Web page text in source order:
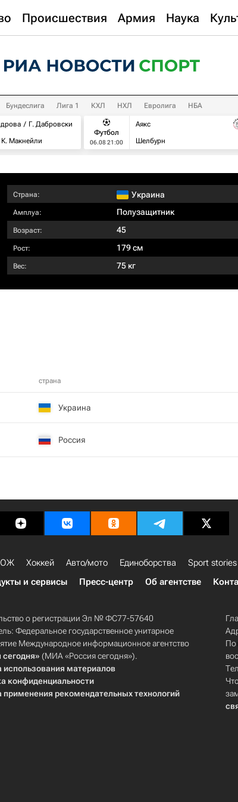
Происшествия Армия Наука
Бундеслига Лига 1 КХЛ НХЛ Евролига НБА
Г. Дабровски
К. Макнейли
Футбол
06.08 21:00
Аякс
Шелбурн
Страна: Украина
Амплуа: Полузащитник
Возраст: 45
Рост: 179 см
Вес: 75 кг
страна
Украина
Россия
Хоккей Авто/мото Единоборства Sport stories
и сервисы Пресс-центр Об агентстве
о регистрации Эл № ФС77-57640
Федеральное государственное унитарное
Международное информационное агентство
(МИА «Россия сегодня»).
использования материалов
конфиденциальности
применения рекомендательных технологий
По